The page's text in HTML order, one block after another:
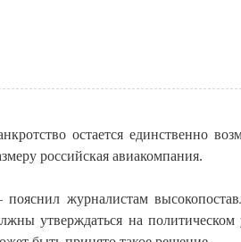
остается единственно
российская авиакомпания.
журналистам
утверждаться на политическом